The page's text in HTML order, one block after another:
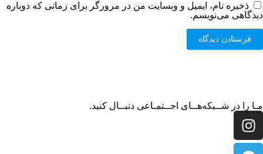
ذخیره نام، ایمیل و وبسایت من در مرورگر برای زمانی که دوباره
دیدگاهی می‌نویسم.
مـا را در شــبکه‌هــای اجــتمـاعی دنبــال کنید.